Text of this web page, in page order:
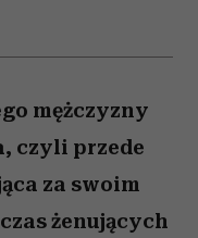
mężczyzny
czyli przede
za swoim
żenujących